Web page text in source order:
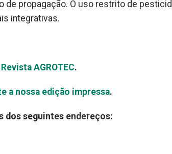
de propagação. O uso restrito de
integrativas.
AGROTEC.
a nossa edição impressa.
dos seguintes endereços: